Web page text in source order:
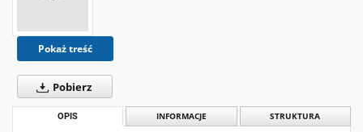
Pokaż treść
Pobierz
OPIS INFORMACJE STRUKTURA